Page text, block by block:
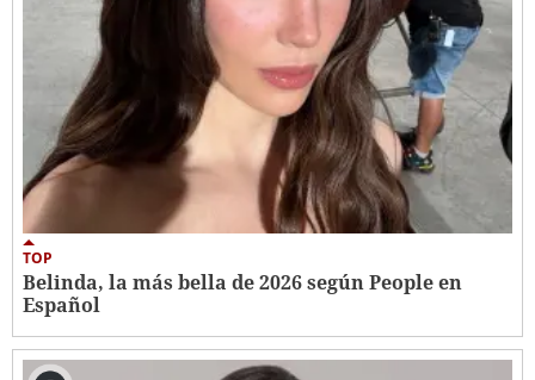
TOP
Belinda, la más bella de 2026 según People en
Español